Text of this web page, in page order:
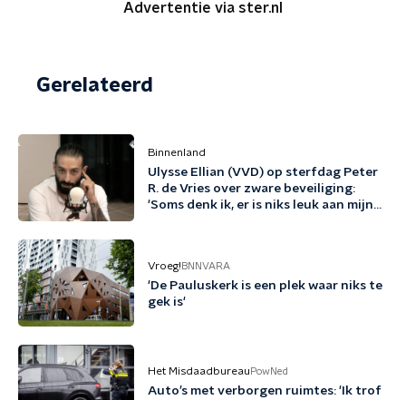
Advertentie via ster.nl
Gerelateerd
Binnenland
Ulysse Ellian (VVD) op sterfdag Peter
R. de Vries over zware beveiliging:
'Soms denk ik, er is niks leuk aan mijn
Vroeg! BNNVARA
'De Pauluskerk is een plek waar niks te
gek is'
Het Misdaadbureau PowNed
Auto’s met verborgen ruimtes: 'Ik trof